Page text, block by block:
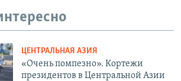
ЦЕНТРАЛЬНАЯ АЗИЯ
«Очень помпезно». Кортежи
президентов в Центральной Азии